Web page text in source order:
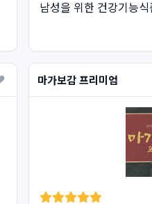
남성을 위한 건강기능
마가보감 프리미엄